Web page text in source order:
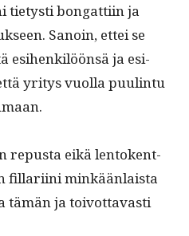
tietysti bon­gat­ti­in ja
Sanoin, ettei se
esi­henkilöön­sä ja esi­
yri­tys vuol­la puulin­tu
repus­ta eikä lento­kent­
fil­lari­i­ni minkään­laista
tämän ja toiv­ot­tavasti